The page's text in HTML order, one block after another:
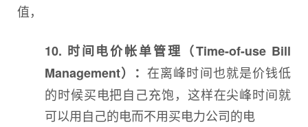
值，
10. 时间电价帐单管理（Time-of-use Bill
Management）：在离峰时间也就是价钱低
的时候买电把自己充饱，这样在尖峰时间就
可以用自己的电而不用买电力公司的电